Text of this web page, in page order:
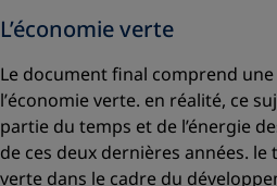
L’économie verte
Le document final comprend
l’économie verte. en réalité, ce
partie du temps et de l’énergie
de ces deux dernières années.
verte dans le cadre du